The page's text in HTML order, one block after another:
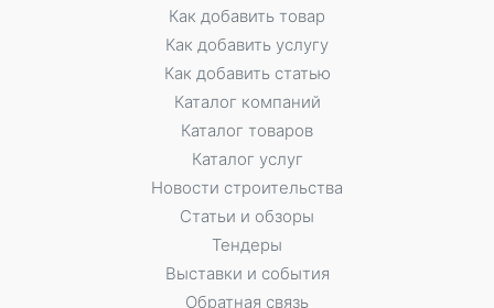
Как добавить товар
Как добавить услугу
Как добавить статью
Каталог компаний
Каталог товаров
Каталог услуг
Новости строительства
Статьи и обзоры
Тендеры
Выставки и события
Обратная связь